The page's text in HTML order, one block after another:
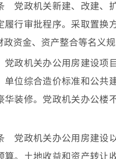
党政机关新建、改建、
履行审批程序。采取置换
政资金、资产整合等名义
党政机关办公用房建设项
单位综合造价标准和公共
华装修。党政机关办公楼
党政机关办公用房建设
算。土地收益和资产转让